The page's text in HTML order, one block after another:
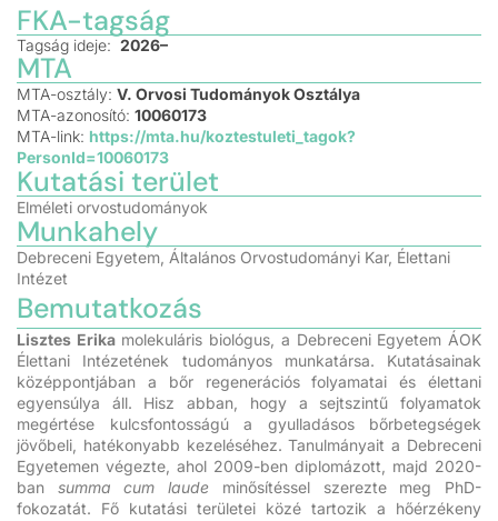
FKA-tagság
Tagság ideje: 2026–
MTA
MTA-osztály: V. Orvosi Tudományok Osztálya
MTA-azonosító: 10060173
MTA-link: https://mta.hu/koztestuleti_tagok?
PersonId=10060173
Kutatási terület
Elméleti orvostudományok
Munkahely
Debreceni Egyetem, Általános Orvostudományi Kar, Élettani
Intézet
Bemutatkozás
Lisztes Erikamolekuláris biológus, a Debreceni Egyetem ÁOK
Élettani Intézetének tudományos munkatársa. Kutatásainak
középpontjában a bőr regenerációs folyamatai és élettani
egyensúlya áll. Hisz abban, hogy a sejtszintű folyamatok
megértése kulcsfontosságú a gyulladásos bőrbetegségek
jövőbeli, hatékonyabb kezeléséhez. Tanulmányait a Debreceni
Egyetemen végezte, ahol 2009-ben diplomázott, majd 2020-
ban summa cum laude minősítéssel szerezte meg PhD-
fokozatát. Fő kutatási területei közé tartozik a hőérzékeny